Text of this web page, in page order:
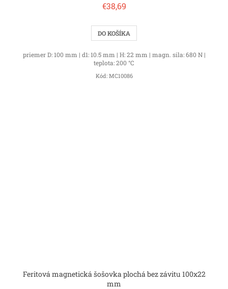
€38,69
DO KOŠÍKA
priemer D: 100 mm | d1: 10.5 mm | H: 22 mm | magn. sila: 680 N |
teplota: 200 °C
Kód: MC10086
Feritová magnetická šošovka plochá bez závitu 100x22
mm